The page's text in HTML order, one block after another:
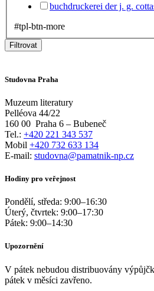
buchdruckerei der j. g.
#tpl-btn-more
Filtrovat
Studovna Praha
Muzeum literatury
Pelléova 44/22
160 00 Praha 6 – Bubeneč
Tel.: +420 221 343 537
Mobil +420 732 633 134
E-mail: studovna@pamatnik-np.cz
Hodiny pro veřejnost
Pondělí, středa: 9:00–16:30
Úterý, čtvrtek: 9:00–17:30
Pátek: 9:00–14:30
Upozornění
V pátek nebudou distribuovány
pátek v měsíci zavřeno.